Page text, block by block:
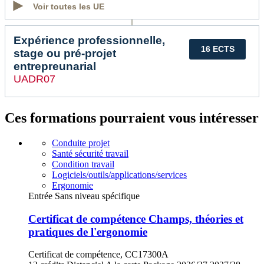
Voir toutes les UE
16 ECTS
Expérience professionnelle,
stage ou pré-projet
entrepreunarial
UADR07
Ces formations pourraient vous intéresser
Conduite projet
Santé sécurité travail
Condition travail
Logiciels/outils/applications/services
Ergonomie
Entrée Sans niveau spécifique
Certificat de compétence Champs, théories et
pratiques de l'ergonomie
Certificat de compétence, CC17300A